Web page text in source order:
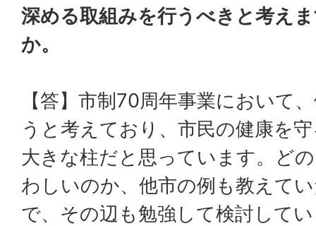
深める取組みを行うべきと考え
か。
【答】市制70周年事業において
うと考えており、市民の健康を
大きな柱だと思っています。ど
わしいのか、他市の例も教えて
で、その辺も勉強して検討して